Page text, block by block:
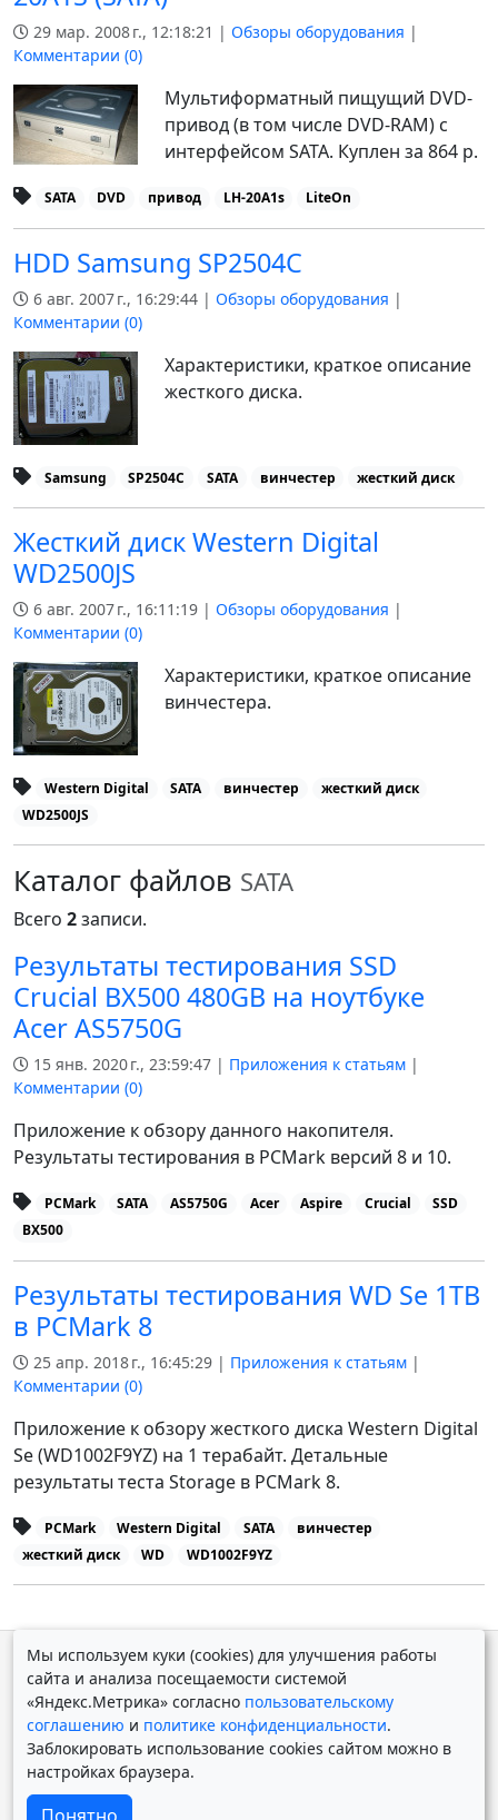
29 мар. 2008 г., 12:18:21 | Обзоры оборудования |
Комментарии (0)
Мультиформатный пищущий DVD-
привод (в том числе DVD-RAM) с
интерфейсом SATA. Куплен за 864 р.
SATA DVD привод LH-20A1s LiteOn
HDD Samsung SP2504C
6 авг. 2007 г., 16:29:44 | Обзоры оборудования |
Комментарии (0)
Характеристики, краткое описание
жесткого диска.
Samsung SP2504C SATA винчестер жесткий диск
Жесткий диск Western Digital
WD2500JS
6 авг. 2007 г., 16:11:19 | Обзоры оборудования |
Комментарии (0)
Характеристики, краткое описание
винчестера.
Western Digital SATA винчестер
жесткий диск
WD2500JS
Каталог файлов SATA
Всего 2записи.
Результаты тестирования SSD
Crucial BX500 480GB на ноутбуке
Acer AS5750G
15 янв. 2020 г., 23:59:47 | Приложения к статьям |
Комментарии (0)
Приложение к обзору данного накопителя.
Результаты тестирования в PCMark версий 8 и 10.
PCMark SATA AS5750G Acer Aspire Crucial
SSD
BX500
Результаты тестирования WD Se 1TB
в PCMark 8
25 апр. 2018 г., 16:45:29 | Приложения к статьям |
Комментарии (0)
Приложение к обзору жесткого диска Western Digital
Se (WD1002F9YZ) на 1 терабайт. Детальные
результаты теста Storage в PCMark 8.
PCMark Western Digital SATA
винчестер
жесткий диск
WD WD1002F9YZ
Мы используем куки (cookies) для улучшения работы
сайта и анализа посещаемости системой
«Яндекс.Метрика» согласно пользовательскому
соглашению и политике конфиденциальности.
Заблокировать использование cookies сайтом можно в
настройках браузера.
© Дмитрий Косолапов 2007 — 2026.Старая версия
Powered byYii Framework